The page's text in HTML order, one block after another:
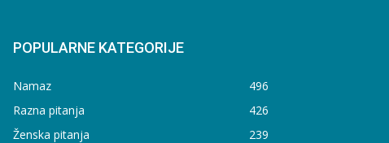
POPULARNE KATEGORIJE
Namaz
496
Razna pitanja
426
Ženska pitanja
239